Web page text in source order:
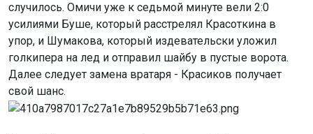
случилось. Омичи уже к седьмой минуте вели 2:0
усилиями Буше, который расстрелял Красоткина в
упор, и Шумакова, который издевательски уложил
голкипера на лед и отправил шайбу в пустые ворота.
Далее следует замена вратаря - Красиков получает
свой шанс.